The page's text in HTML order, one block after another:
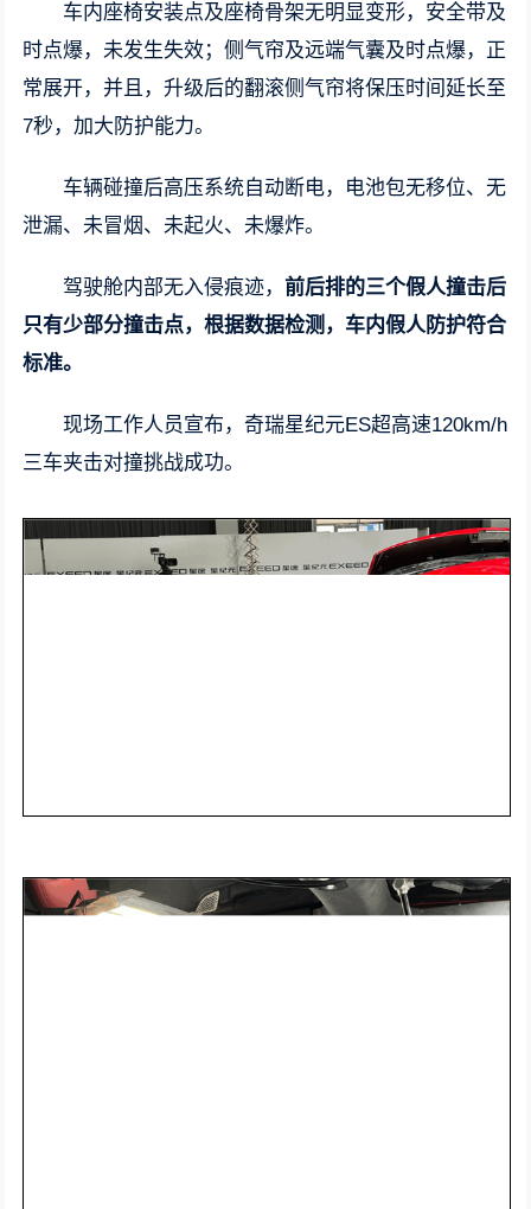
车内座椅安装点及座椅骨架无明显变形，安全带及
时点爆，未发生失效；侧气帘及远端气囊及时点爆，正
常展开，并且，升级后的翻滚侧气帘将保压时间延长至
7秒，加大防护能力。
车辆碰撞后高压系统自动断电，电池包无移位、无
泄漏、未冒烟、未起火、未爆炸。
驾驶舱内部无入侵痕迹，前后排的三个假人撞击后
只有少部分撞击点，根据数据检测，车内假人防护符合
标准。
现场工作人员宣布，奇瑞星纪元ES超高速120km/h
三车夹击对撞挑战成功。